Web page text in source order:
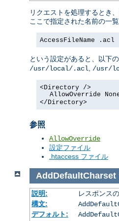
リクエストを処理するとき
ここで指定された名前の一
AccessFileName .acl
という設定があると、以下
/usr/local/.acl, /usr/
<Directory />
AllowOverride
</Directory>
参照
AllowOverride
設定ファイル
.htaccess ファイル
AddDefaultCharset
説明: レスポンス
構文:
デフォルト: